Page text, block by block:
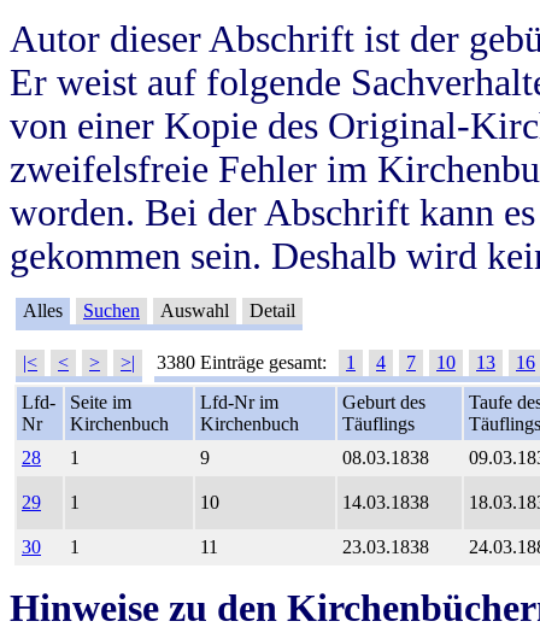
Autor dieser Abschrift ist der
Er weist auf folgende
von einer Kopie des Original-
zweifelsfreie Fehler im
worden. Bei der Abschrift kann
gekommen sein. Deshalb wird
Alles Suchen Auswahl Detail
|< < > >| 3380 Einträge gesamt: 1 4 7 10 13
16
Lfd-
Nr
Seite im
Kirchenbuch
Lfd-Nr im
Kirchenbuch
Geburt des
Täuflings
Taufe
Täuflings
28
1 9 08.03.1838
29 1 10 14.03.1838
30 1 11 23.03.1838
Hinweise zu den